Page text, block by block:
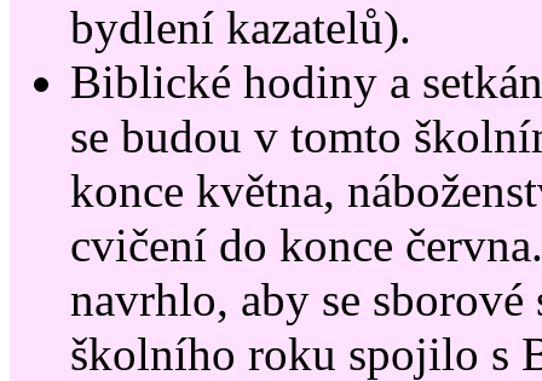
bydlení kazatelů).
Biblické hodiny a
se budou v tomto
konce května,
cvičení do konce
navrhlo, aby se sborové
školního roku spojilo s